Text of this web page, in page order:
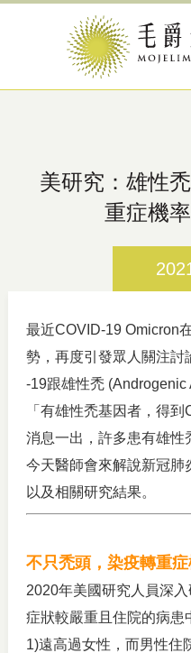
美研究：雄性
重症機
最近COVID-19 Omicron
勢，再度引發眾人關注討
-19跟雄性禿 (Androgenic
「有雄性禿基因者，得
消息一出，許多患有雄性
今天醫師會來解說新冠肺
以及相關研究結果。
不只禿頭，染疫轉重
2020年美國研究人員深
症狀較嚴重且住院的病患
1)遠高過女性，而男性住